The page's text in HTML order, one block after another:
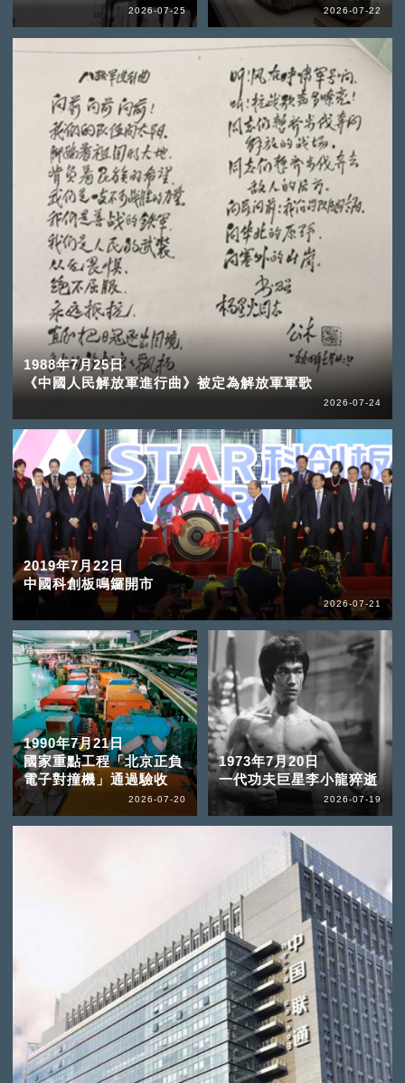
2026-07-25
1988年7月25日
《中國人民解放軍進行曲》被定為解放軍軍歌
2026-07-24
2026-07-22
2019年7月22日
中國科創板鳴鑼開市
2026-07-21
1990年7月21日
國家重點工程「北京正負
電子對撞機」通過驗收
2026-07-20
1973年7月20日
一代功夫巨星李小龍猝逝
2026-07-19